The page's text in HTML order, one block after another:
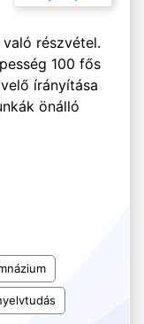
részvétel.
100 fős
írányítása
önálló